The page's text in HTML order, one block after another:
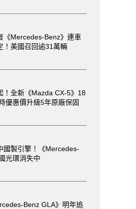
《Mercedes-Benz》連車
！美國召回逾31萬輛
！全新《Mazda CX-5》18
優惠價升級5年原廠保固
國製引擎！《Mercedes-
光環消失中
Benz GLA》明年追